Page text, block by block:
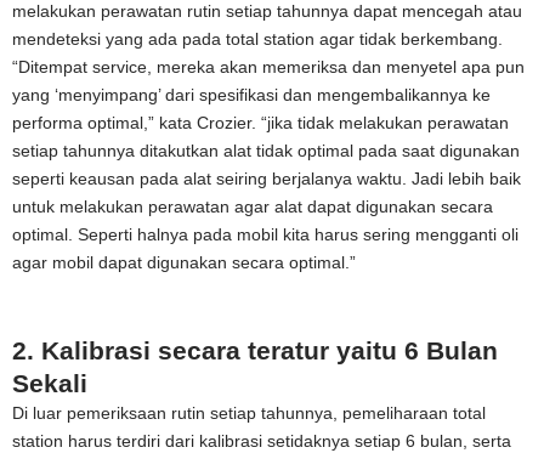
melakukan perawatan rutin setiap tahunnya dapat mencegah atau
mendeteksi yang ada pada total station agar tidak berkembang.
“Ditempat service, mereka akan memeriksa dan menyetel apa pun
yang ‘menyimpang’ dari spesifikasi dan mengembalikannya ke
performa optimal,” kata Crozier. “jika tidak melakukan perawatan
setiap tahunnya ditakutkan alat tidak optimal pada saat digunakan
seperti keausan pada alat seiring berjalanya waktu. Jadi lebih baik
untuk melakukan perawatan agar alat dapat digunakan secara
optimal. Seperti halnya pada mobil kita harus sering mengganti oli
agar mobil dapat digunakan secara optimal.”
2. Kalibrasi secara teratur yaitu 6 Bulan
Sekali
Di luar pemeriksaan rutin setiap tahunnya, pemeliharaan total
station harus terdiri dari kalibrasi setidaknya setiap 6 bulan, serta